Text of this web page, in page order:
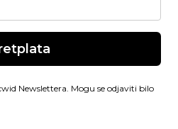
Newslettera. Mogu se odjaviti bilo